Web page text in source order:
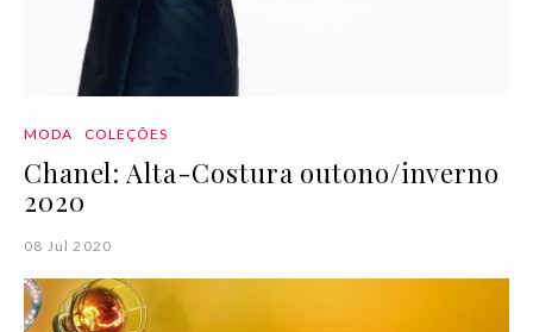
MODA COLEÇÕES
Chanel: Alta-Costura outono/inverno
2020
08 Jul 2020